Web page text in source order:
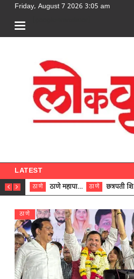
Friday, August 7 2026 3:05 am
LATEST
ठाणे ठाणे महापालिकेच्या नऊ प्रभाग समित्यांवर अध्यक्ष विराजमान ठाणे छत्रपती शिवाजी महाराज रुग्णालयात दुर्मिळ ट्युमरची यशस्वी शस्त्रक्रिया
ठाणे